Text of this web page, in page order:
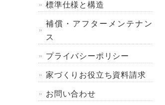
標準仕様と構造
補償・アフターメンテナン
ス
プライバシーポリシー
家づくりお役立ち資料請求
お問い合わせ